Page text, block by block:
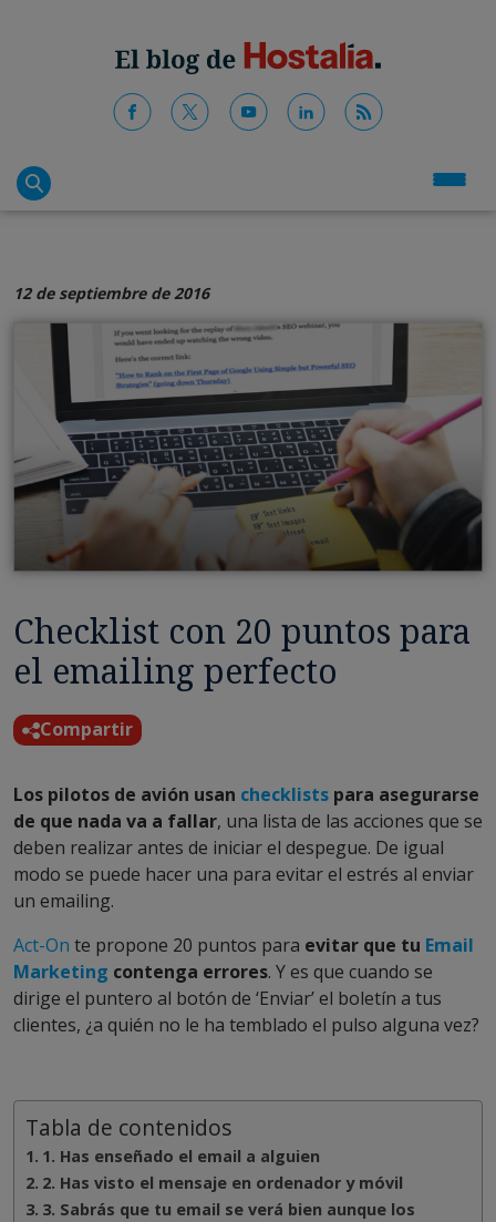
12 de septiembre de 2016
Checklist con 20 puntos para
el emailing perfecto
Compartir
Los pilotos de avión usan checklists para asegurarse
de que nada va a fallar, una lista de las acciones que se
deben realizar antes de iniciar el despegue. De igual
modo se puede hacer una para evitar el estrés al enviar
un emailing.
Act-On te propone 20 puntos para evitar que tu Email
Marketing contenga errores. Y es que cuando se
dirige el puntero al botón de ‘Enviar’ el boletín a tus
clientes, ¿a quién no le ha temblado el pulso alguna vez?
Tabla de contenidos
1. Has enseñado el email a alguien
2. Has visto el mensaje en ordenador y móvil
3. Sabrás que tu email se verá bien aunque los